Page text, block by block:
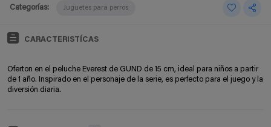
Categorías: Juguetes para perros
CARACTERISTÍCAS
Oferton en el peluche Everest de GUND de 15 cm, ideal para niños a partir
de 1 año. Inspirado en el personaje de la serie, es perfecto para el juego y la
diversión diaria.